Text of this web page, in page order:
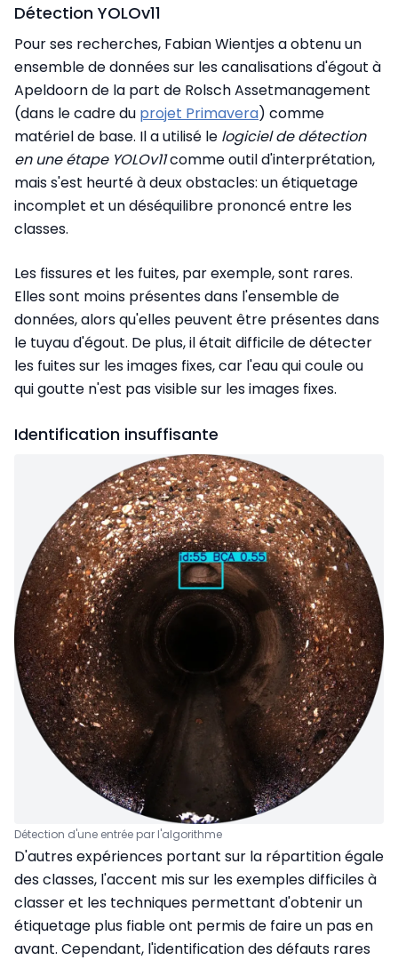
Détection YOLOv11
Pour ses recherches, Fabian Wientjes a obtenu un
ensemble de données sur les canalisations d'égout à
Apeldoorn de la part de Rolsch Assetmanagement
(dans le cadre du projet Primavera) comme
matériel de base. Il a utilisé le logiciel de détection
en une étape YOLOv11comme outil d'interprétation,
mais s'est heurté à deux obstacles: unétiquetage
incomplet et un déséquilibre prononcé entre les
classes.
Les fissures et les fuites, par exemple, sont rares.
Elles sont moins présentes dans l'ensemble de
données, alors qu'elles peuvent être présentes dans
le tuyau d'égout. De plus, il était difficile de détecter
les fuites sur les images fixes, car l'eau qui coule ou
qui goutte n'est pas visible sur les images fixes.
Identification insuffisante
Détection d'une entrée par l'algorithme
D'autres expériences portant sur la répartition égale
des classes, l'accent mis sur les exemples difficiles à
classer et les techniques permettant d'obtenir un
étiquetage plus fiable ont permis de faire un pas en
avant. Cependant, l'identification des défauts rares